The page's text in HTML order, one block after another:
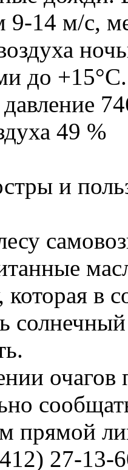
9-14 м/с,
до +15°С.
49 %
и
которая в
прямой
27-13-